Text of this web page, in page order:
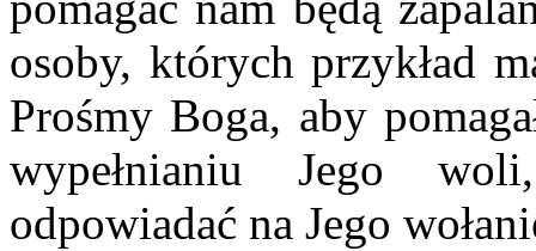
osoby, których przykład
Prośmy Boga, aby
wypełnianiu Jego
odpowiadać na Jego